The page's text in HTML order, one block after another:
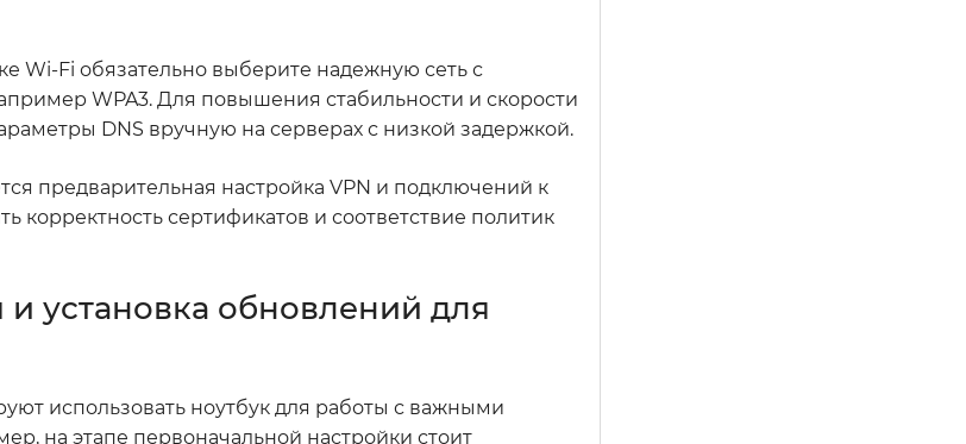
Wi-Fi обязательно выберите надежную сеть с
WPA3. Для повышения стабильности и скорости
DNS вручную на серверах с низкой задержкой.
предварительная настройка VPN и подключений к
корректность сертификатов и соответствие политик
установка обновлений для
использовать ноутбук для работы с важными
на этапе первоначальной настройки стоит